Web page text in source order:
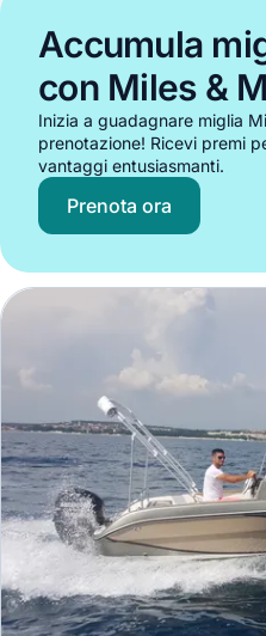
Accumula
con Miles &
Inizia a guadagnare miglia
prenotazione! Ricevi premi
vantaggi entusiasmanti.
Prenota ora